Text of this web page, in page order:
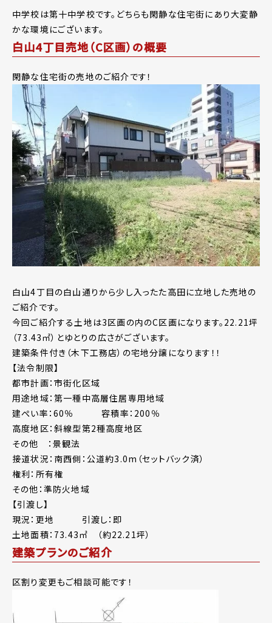
中学校は第十中学校です。どちらも閑静な住宅街にあり大変静
かな環境にございます。
白山4丁目売地（C区画）の概要
閑静な住宅街の売地のご紹介です！
白山4丁目の白山通りから少し入ったた高田に立地した売地の
ご紹介です。
今回ご紹介する土地は3区画の内のC区画になります。22.21坪
（73.43㎡）とゆとりの広さがございます。
建築条件付き（木下工務店）の宅地分譲になります！！
【法令制限】
都市計画：市街化区域
用途地域：第一種中高層住居専用地域
建ぺい率：60％ 容積率：200％
高度地区：斜線型第2種高度地区
その他 ：景観法
接道状況：南西側：公道約3.0m（セットバック済）
権利：所有権
その他：準防火地域
【引渡し】
現況：更地 引渡し：即
土地面積：73.43㎡ （約22.21坪）
建築プランのご紹介
区割り変更もご相談可能です！